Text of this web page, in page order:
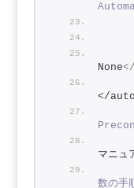
None</
</
マニュ
数の手